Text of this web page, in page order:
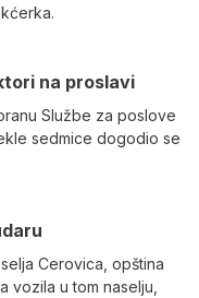
na proslavi
Službe za poslove
sedmice dogodio se
Cerovica, opština
vozila u tom naselju,